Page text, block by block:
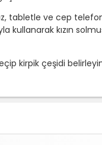
tabletle ve cep
kullanarak kızın
kirpik çeşidi